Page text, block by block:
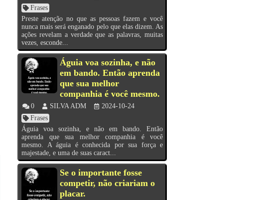
Frases
Preste atenção no que as pessoas fazem e você
nunca mais será enganado pelo que elas dizem. As
ações revelam a verdade que as palavras, muitas
vezes, esconde...
Águia voa sozinha, e não
em bando. Então aprenda
que sua melhor
companhia é você mesmo.
0 SILVA ADM
2024-10-24
Frases
Águia voa sozinha, e não em bando. Então
aprenda que sua melhor companhia é você
mesmo. A águia é conhecida por sua força e
majestade, e uma de suas caract...
Se o importante fosse
competir, não criariam o
placar.